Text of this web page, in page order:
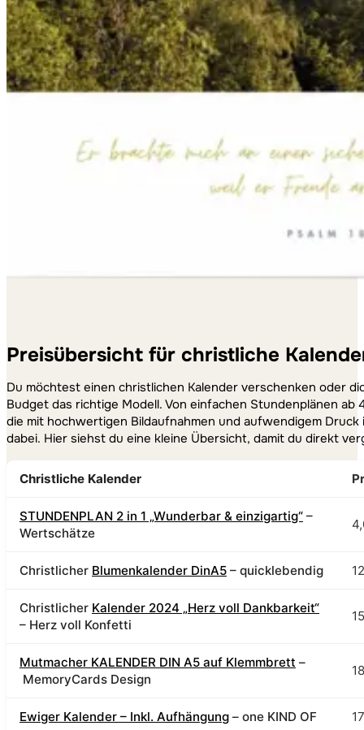
Preisübersicht für christliche
Du möchtest einen christlichen Kalender verschenken oder
Budget das richtige Modell. Von einfachen Stundenplänen
die mit hochwertigen Bildaufnahmen und aufwendigem
dabei. Hier siehst du eine kleine Übersicht, damit du direkt
Christliche Kalender
STUNDENPLAN 2 in 1 „Wunderbar & einzigartig“ –
Wertschätze
Christlicher Blumenkalender DinA5 – quicklebendig
Christlicher Kalender 2024 „Herz voll Dankbarkeit“
– Herz voll Konfetti
Mutmacher KALENDER DIN A5 auf Klemmbrett –
MemoryCards Design
Ewiger Kalender – Inkl. Aufhängung – one KIND OF